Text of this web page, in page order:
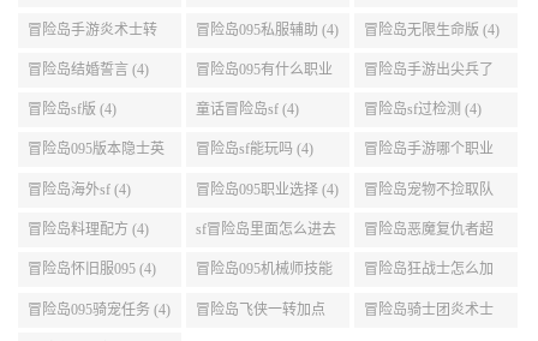
能加点 (4)
冒险岛手游炎术士转
职 (4)
冒险岛095私服辅助 (4) 冒险岛无限生命版 (4)
冒险岛结婚誓言 (4) 冒险岛095有什么职业
(4)
冒险岛手游出尖兵了
吗 (4)
冒险岛sf版 (4) 童话冒险岛sf (4) 冒险岛sf过检测 (4)
冒险岛095版本隐士英
雄后期玩哪个好 (4)
冒险岛sf能玩吗 (4) 冒险岛手游哪个职业
厉害 (4)
冒险岛海外sf (4) 冒险岛095职业选择 (4) 冒险岛宠物不捡取队
友的东西 (4)
冒险岛料理配方 (4) sf冒险岛里面怎么进去
打扎昆啊 (4)
冒险岛恶魔复仇者超
级技能 (4)
冒险岛怀旧服095 (4) 冒险岛095机械师技能
(4)
冒险岛狂战士怎么加
点 (4)
冒险岛095骑宠任务 (4) 冒险岛飞侠一转加点 冒险岛骑士团炎术士